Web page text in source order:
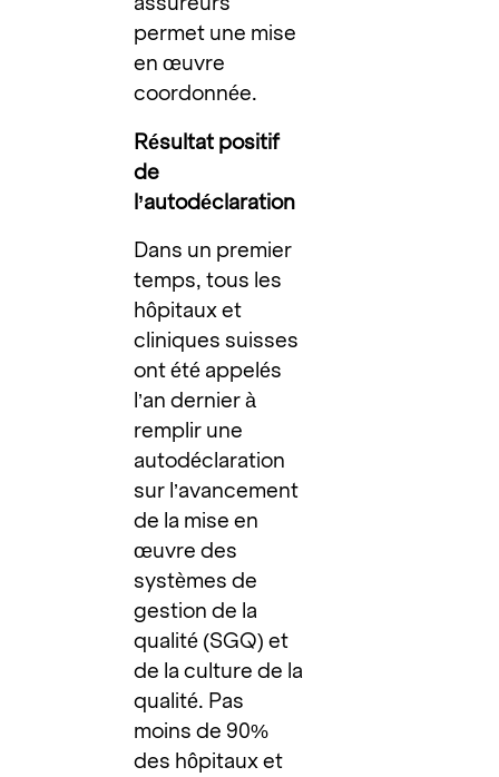
permet une mise
en œuvre
coordonnée.
Résultat positif
de
l’autodéclaration
Dans un premier
temps, tous les
hôpitaux et
cliniques suisses
ont été appelés
l’an dernier à
remplir une
autodéclaration
sur l’avancement
de la mise en
œuvre des
systèmes de
gestion de la
qualité (SGQ) et
de la culture de la
qualité. Pas
moins de 90%
des hôpitaux et